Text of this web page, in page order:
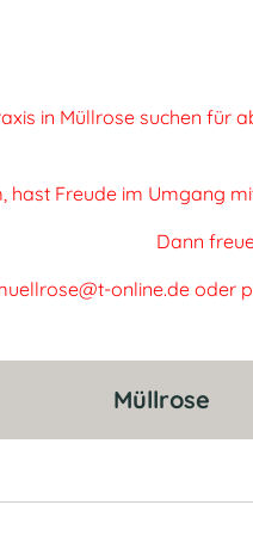
in Müllrose suchen
hast Freude im Umgang
Dann
online.de oder
Müllrose